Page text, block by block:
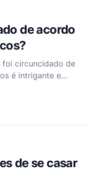
de acordo
foi circuncidado de
é intrigante e
Testamento fornece
afirmando que
Este evento é
de se casar